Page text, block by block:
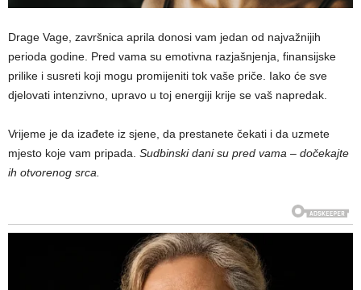
Drage Vage, završnica aprila donosi vam jedan od najvažnijih
perioda godine. Pred vama su emotivna razjašnjenja, finansijske
prilike i susreti koji mogu promijeniti tok vaše priče. Iako će sve
djelovati intenzivno, upravo u toj energiji krije se vaš napredak.
Vrijeme je da izađete iz sjene, da prestanete čekati i da uzmete
mjesto koje vam pripada. Sudbinski dani su pred vama – dočekajte
ih otvorenog srca.